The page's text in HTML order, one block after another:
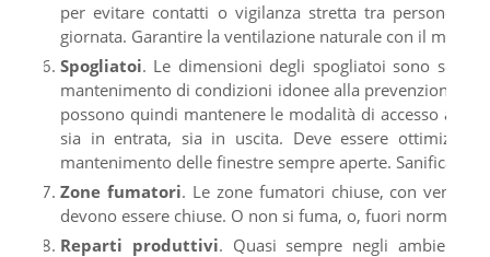
per evitare contatti o vigilanza stretta tra persone.
giornata. Garantire la ventilazione naturale con il
Spogliatoi. Le dimensioni degli spogliatoi sono
mantenimento di condizioni idonee alla prevenzione
possono quindi mantenere le modalità di accesso
sia in entrata, sia in uscita. Deve essere
mantenimento delle finestre sempre aperte.
Zone fumatori. Le zone fumatori chiuse, con
devono essere chiuse. O non si fuma, o, fuori norma, si
Reparti produttivi. Quasi sempre negli ambienti